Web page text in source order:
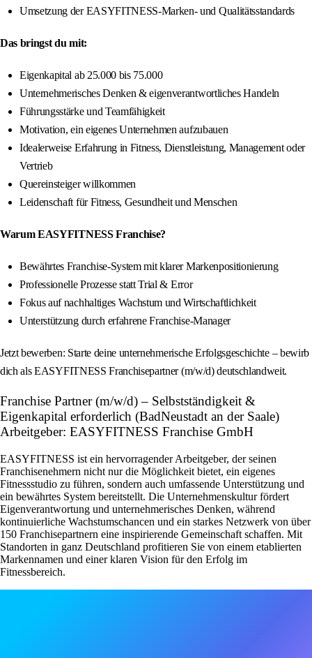
Umsetzung der EASYFITNESS-Marken- und Qualitätsstandards
Das bringst du mit:
Eigenkapital ab 25.000 bis 75.000
Unternehmerisches Denken & eigenverantwortliches Handeln
Führungsstärke und Teamfähigkeit
Motivation, ein eigenes Unternehmen aufzubauen
Idealerweise Erfahrung in Fitness, Dienstleistung, Management oder
Vertrieb
Quereinsteiger willkommen
Leidenschaft für Fitness, Gesundheit und Menschen
Warum EASYFITNESS Franchise?
Bewährtes Franchise-System mit klarer Markenpositionierung
Professionelle Prozesse statt Trial & Error
Fokus auf nachhaltiges Wachstum und Wirtschaftlichkeit
Unterstützung durch erfahrene Franchise-Manager
Jetzt bewerben: Starte deine unternehmerische Erfolgsgeschichte – bewirb
dich als EASYFITNESS Franchisepartner (m/w/d) deutschlandweit.
Franchise Partner (m/w/d) – Selbstständigkeit &
Eigenkapital erforderlich (BadNeustadt an der Saale)
Arbeitgeber: EASYFITNESS Franchise GmbH
EASYFITNESS ist ein hervorragender Arbeitgeber, der seinen
Franchisenehmern nicht nur die Möglichkeit bietet, ein eigenes
Fitnessstudio zu führen, sondern auch umfassende Unterstützung und
ein bewährtes System bereitstellt. Die Unternehmenskultur fördert
Eigenverantwortung und unternehmerisches Denken, während
kontinuierliche Wachstumschancen und ein starkes Netzwerk von über
150 Franchisepartnern eine inspirierende Gemeinschaft schaffen. Mit
Standorten in ganz Deutschland profitieren Sie von einem etablierten
Markennamen und einer klaren Vision für den Erfolg im
Fitnessbereich.